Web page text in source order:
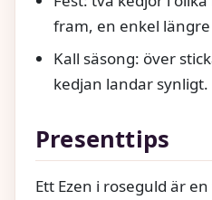
fram, en enkel
Kall säsong: över
kedjan landar synligt.
Presenttips
Ett Ezen i roseguld är